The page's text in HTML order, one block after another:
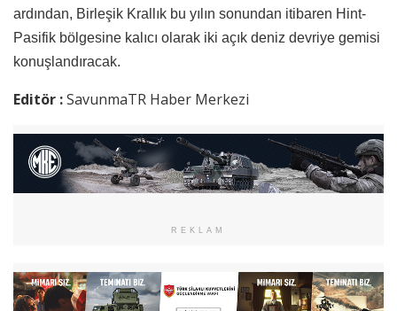
ardından, Birleşik Krallık bu yılın sonundan itibaren Hint-
Pasifik bölgesine kalıcı olarak iki açık deniz devriye gemisi
konuşlandıracak.
Editör :SavunmaTR Haber Merkezi
REKLAM